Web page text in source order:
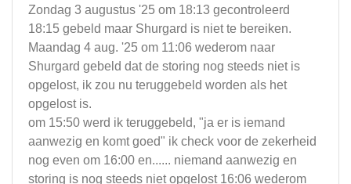
Zondag 3 augustus '25 om 18:13 gecontroleerd
18:15 gebeld maar Shurgard is niet te bereiken.
Maandag 4 aug. '25 om 11:06 wederom naar
Shurgard gebeld dat de storing nog steeds niet is
opgelost, ik zou nu teruggebeld worden als het
opgelost is.
om 15:50 werd ik teruggebeld, "ja er is iemand
aanwezig en komt goed" ik check voor de zekerheid
nog even om 16:00 en...... niemand aanwezig en
storing is nog steeds niet opgelost 16:06 wederom